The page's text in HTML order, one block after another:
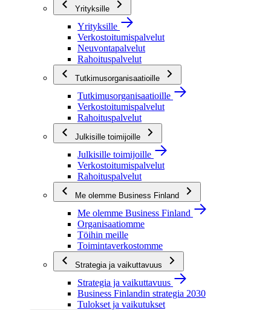
Yrityksille
Yrityksille
Verkostoitumispalvelut
Neuvontapalvelut
Rahoituspalvelut
Tutkimusorganisaatioille
Tutkimusorganisaatioille
Verkostoitumispalvelut
Rahoituspalvelut
Julkisille toimijoille
Julkisille toimijoille
Verkostoitumispalvelut
Rahoituspalvelut
Me olemme Business Finland
Me olemme Business Finland
Organisaatiomme
Töihin meille
Toimintaverkostomme
Strategia ja vaikuttavuus
Strategia ja vaikuttavuus
Business Finlandin strategia 2030
Tulokset ja vaikutukset